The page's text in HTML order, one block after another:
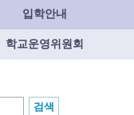
입학안내
학교운영위원회